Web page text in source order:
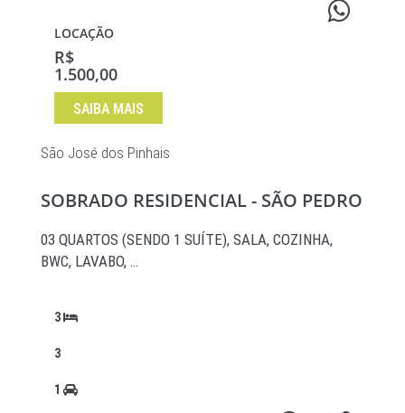
LOCAÇÃO
R$
1.500,00
SAIBA MAIS
São José dos Pinhais
SOBRADO RESIDENCIAL - SÃO PEDRO
03 QUARTOS (SENDO 1 SUÍTE), SALA, COZINHA,
BWC, LAVABO, …
3
3
1